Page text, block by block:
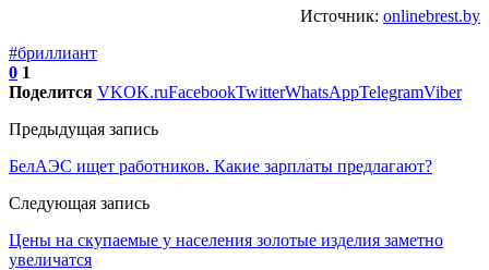
Источник: onlinebrest.by
#бриллиант
0 1
Поделится VKOK.ruFacebookTwitterWhatsAppTelegramViber
Предыдущая запись
БелАЭС ищет работников. Какие зарплаты предлагают?
Следующая запись
Цены на скупаемые у населения золотые изделия заметно
увеличатся